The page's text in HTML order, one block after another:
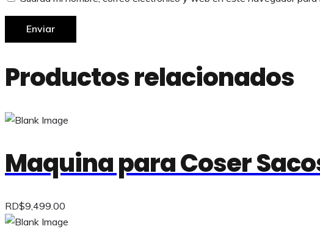
Productos relacionados
Maquina para Coser
RD$9,499.00